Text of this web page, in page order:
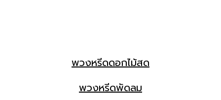
พวงหรีดดอกไม้สด
พวงหรีดพัดลม